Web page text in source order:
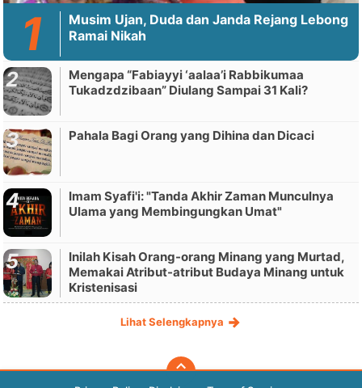
Musim Ujan, Duda dan Janda Rejang Lebong
Ramai Nikah
Mengapa “Fabiayyi ‘aalaa’i Rabbikumaa
Tukadzdzibaan” Diulang Sampai 31 Kali?
Pahala Bagi Orang yang Dihina dan Dicaci
Imam Syafi'i: "Tanda Akhir Zaman Munculnya
Ulama yang Membingungkan Umat"
Inilah Kisah Orang-orang Minang yang Murtad,
Memakai Atribut-atribut Budaya Minang untuk
Kristenisasi
Lihat Selengkapnya